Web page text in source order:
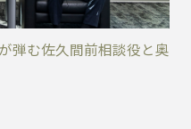
弾む佐久間前相談役と奥